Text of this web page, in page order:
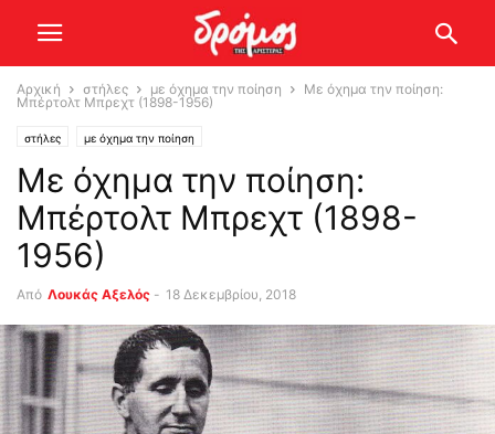
Αρχική στήλες με όχημα την ποίηση
Με όχημα την ποίηση:
Μπέρτολτ Μπρεχτ (1898-1956)
στήλες με όχημα την ποίηση
Με όχημα την ποίηση:
Μπέρτολτ Μπρεχτ (1898-
1956)
Από Λουκάς Αξελός - 18 Δεκεμβρίου, 2018